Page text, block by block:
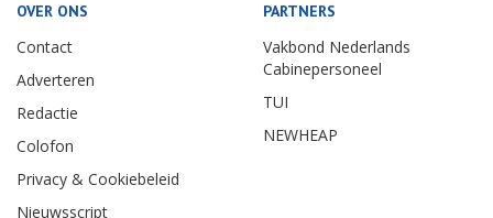
OVER ONS
Contact
Adverteren
Redactie
Colofon
Privacy & Cookiebeleid
Nieuwsscript
PARTNERS
Vakbond Nederlands
Cabinepersoneel
TUI
NEWHEAP